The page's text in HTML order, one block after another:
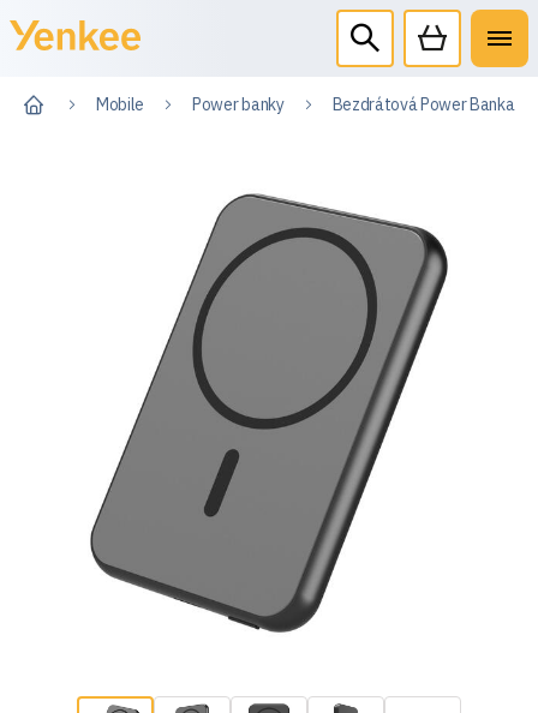
Mobile Power banky Bezdrátová Power Banka